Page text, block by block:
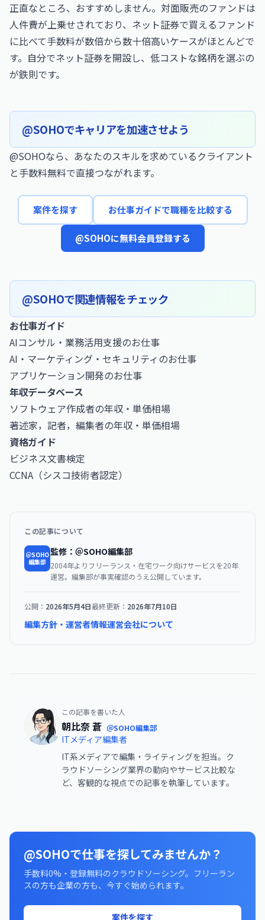
正直なところ、おすすめしません。対面販売のファンドは
人件費が上乗せされており、ネット証券で買えるファンド
に比べて手数料が数倍から数十倍高いケースがほとんどで
す。自分でネット証券を開設し、低コストな銘柄を選ぶの
が鉄則です。
@SOHOでキャリアを加速させよう
@SOHOなら、あなたのスキルを求めているクライアント
と手数料無料で直接つながれます。
案件を探す お仕事ガイドで職種を比較する
@SOHOに無料会員登録する
@SOHOで関連情報をチェック
お仕事ガイド
AIコンサル・業務活用支援のお仕事
AI・マーケティング・セキュリティのお仕事
アプリケーション開発のお仕事
年収データベース
ソフトウェア作成者の年収・単価相場
著述家，記者，編集者の年収・単価相場
資格ガイド
ビジネス文書検定
CCNA（シスコ技術者認定）
この記事について
＠SOHO
編集部
監修：＠SOHO編集部
2004年よりフリーランス・在宅ワーク向けサービスを20年
運営。編集部が事実確認のうえ公開しています。
公開： 2026年5月4日最終更新： 2026年7月10日
編集方針・運営者情報運営会社について
この記事を書いた人
朝比奈 蒼 ＠SOHO編集部
ITメディア編集者
IT系メディアで編集・ライティングを担当。ク
ラウドソーシング業界の動向やサービス比較な
ど、客観的な視点での記事を執筆しています。
@SOHOで仕事を探してみませんか？
手数料0%・登録無料のクラウドソーシング。フリーラン
スの方も企業の方も、今すぐ始められます。
案件を探す